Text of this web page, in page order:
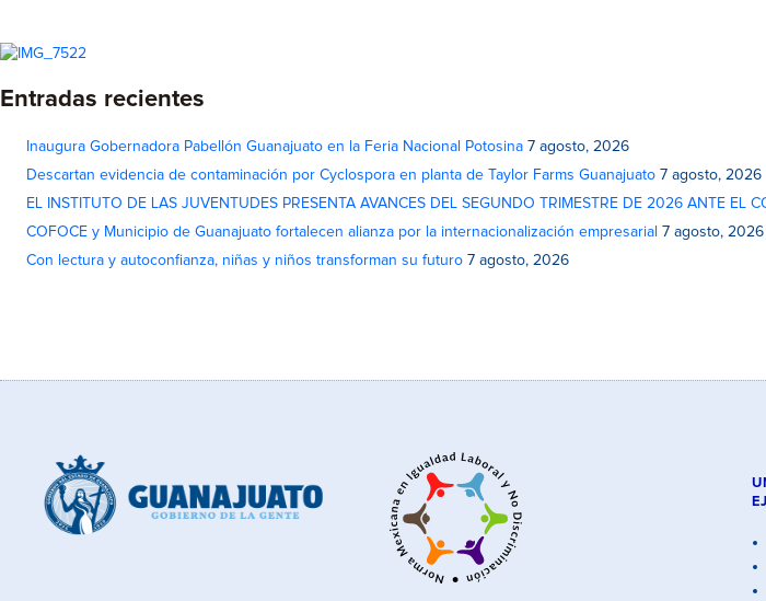
Entradas recientes
Inaugura Gobernadora Pabellón Guanajuato en la Feria Nacional Potosina 7 agosto, 2026
Descartan evidencia de contaminación por Cyclospora en planta de Taylor Farms Guanajuato 7 agosto, 2026
EL INSTITUTO DE LAS JUVENTUDES PRESENTA AVANCES DEL SEGUNDO TRIMESTRE DE 2026 ANTE EL
COFOCE y Municipio de Guanajuato fortalecen alianza por la internacionalización empresarial 7 agosto, 2026
Con lectura y autoconfianza, niñas y niños transforman su futuro 7 agosto, 2026